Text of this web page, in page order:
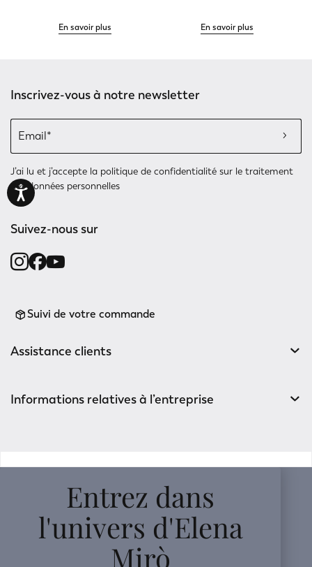
En savoir plus En savoir plus
Inscrivez-vous à notre newsletter
J’ai lu et j’accepte la politique de confidentialité sur le traitement
des données personnelles
Suivez-nous sur
Suivi de votre commande
Assistance clients
Informations relatives à l’entreprise
Entrez dans
l'univers d'Elena
Mirò